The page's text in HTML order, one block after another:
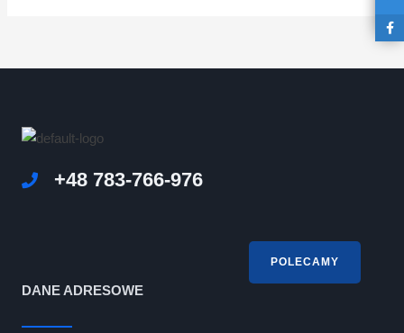
+48 783-766-976
POLECAMY
DANE ADRESOWE